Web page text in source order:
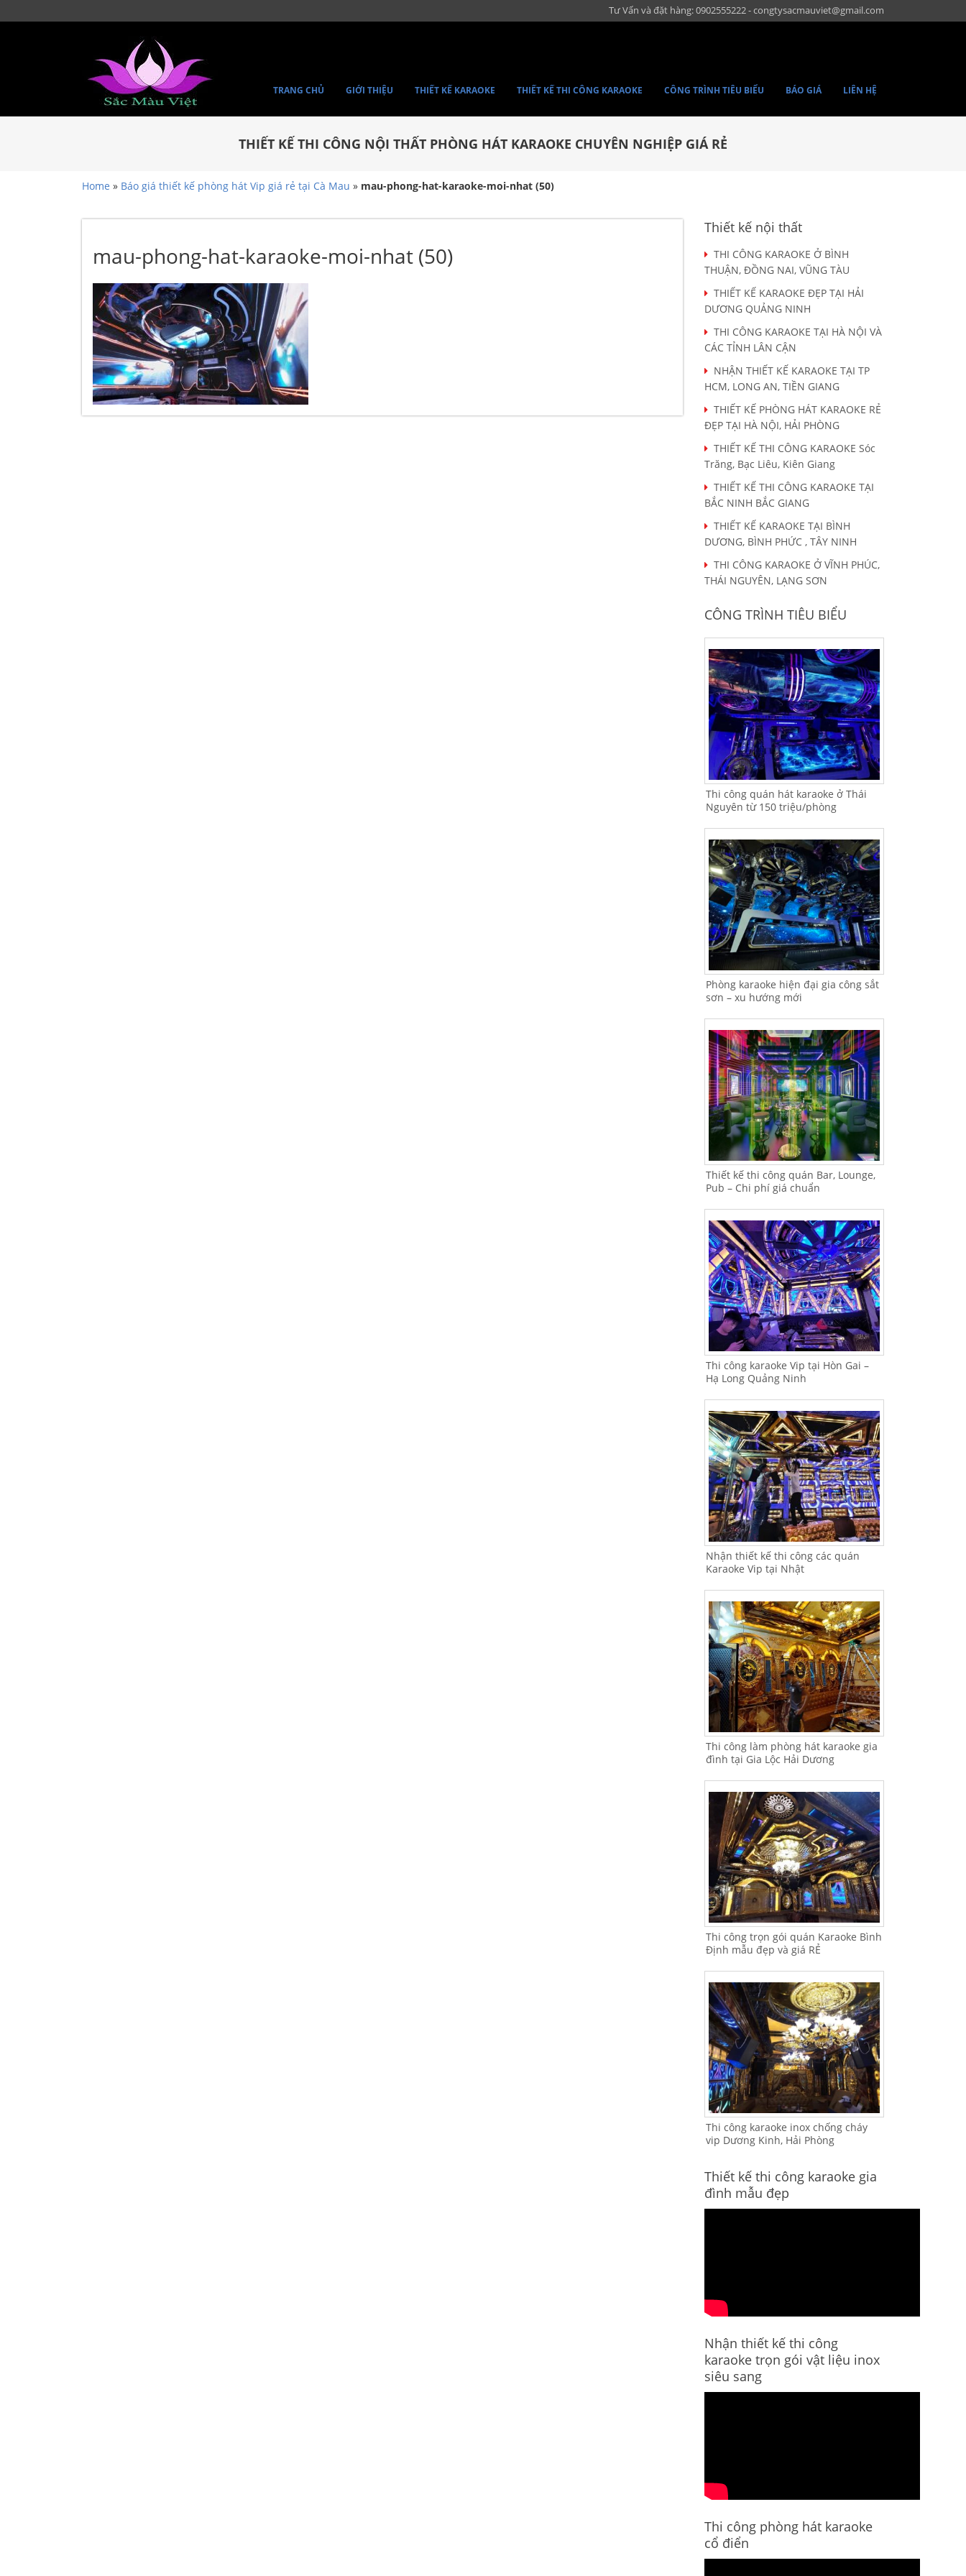
Tư Vấn và đặt hàng: 0902555222 - congtysacmauviet@gmail.com
TRANG CHỦ GIỚI THIỆU THIẾT KẾ KARAOKE THIẾT KẾ THI CÔNG KARAOKE CÔNG TRÌNH TIÊU BIỂU BÁO GIÁ LIÊN HỆ
THIẾT KẾ THI CÔNG NỘI THẤT PHÒNG HÁT KARAOKE CHUYÊN NGHIỆP GIÁ RẺ
Home » Báo giá thiết kế phòng hát Vip giá rẻ tại Cà Mau » mau-phong-hat-karaoke-moi-nhat (50)
mau-phong-hat-karaoke-moi-nhat (50)
Thiết kế nội thất
THI CÔNG KARAOKE Ở BÌNH
THUẬN, ĐỒNG NAI, VŨNG TÀU
THIẾT KẾ KARAOKE ĐẸP TẠI HẢI
DƯƠNG QUẢNG NINH
THI CÔNG KARAOKE TẠI HÀ NỘI VÀ
CÁC TỈNH LÂN CẬN
NHẬN THIẾT KẾ KARAOKE TẠI TP
HCM, LONG AN, TIỀN GIANG
THIẾT KẾ PHÒNG HÁT KARAOKE RẺ
ĐẸP TẠI HÀ NỘI, HẢI PHÒNG
THIẾT KẾ THI CÔNG KARAOKE Sóc
Trăng, Bạc Liêu, Kiên Giang
THIẾT KẾ THI CÔNG KARAOKE TẠI
BẮC NINH BẮC GIANG
THIẾT KẾ KARAOKE TẠI BÌNH
DƯƠNG, BÌNH PHỨC , TÂY NINH
THI CÔNG KARAOKE Ở VĨNH PHÚC,
THÁI NGUYÊN, LẠNG SƠN
CÔNG TRÌNH TIÊU BIỂU
Thi công quán hát karaoke ở Thái
Nguyên từ 150 triệu/phòng
Phòng karaoke hiện đại gia công sắt
sơn – xu hướng mới
Thiết kế thi công quán Bar, Lounge,
Pub – Chi phí giá chuẩn
Thi công karaoke Vip tại Hòn Gai –
Hạ Long Quảng Ninh
Nhận thiết kế thi công các quán
Karaoke Vip tại Nhật
Thi công làm phòng hát karaoke gia
đình tại Gia Lộc Hải Dương
Thi công trọn gói quán Karaoke Bình
Định mẫu đẹp và giá RẺ
Thi công karaoke inox chống cháy
vip Dương Kinh, Hải Phòng
Thiết kế thi công karaoke gia
đình mẫu đẹp
Nhận thiết kế thi công
karaoke trọn gói vật liệu inox
siêu sang
Thi công phòng hát karaoke
cổ điển